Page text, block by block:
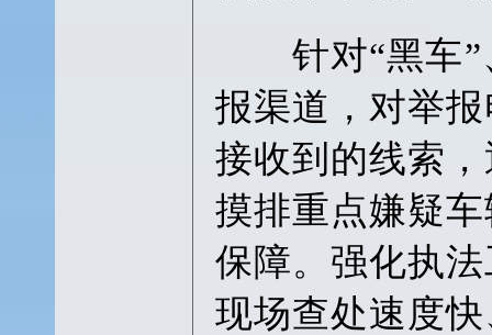
针对“黑车”
报渠道，对举
接收到的线索
摸排重点嫌疑
保障。强化执
现场查处速度